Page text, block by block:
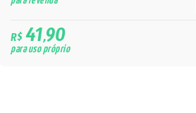
R$41,90
para uso próprio